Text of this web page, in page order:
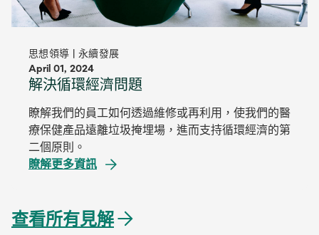
思想領導 | 永續發展
April 01, 2024
解決循環經濟問題
瞭解我們的員工如何透過維修或再利用，使我們的醫
療保健產品遠離垃圾掩埋場，進而支持循環經濟的第
二個原則。
瞭解更多資訊
查看所有見解